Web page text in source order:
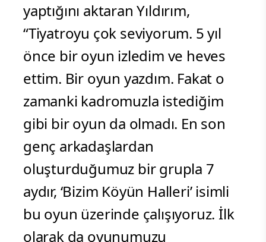
yaptığını aktaran Yıldırım,
“Tiyatroyu çok seviyorum. 5 yıl
önce bir oyun izledim ve heves
ettim. Bir oyun yazdım. Fakat o
zamanki kadromuzla istediğim
gibi bir oyun da olmadı. En son
genç arkadaşlardan
oluşturduğumuz bir grupla 7
aydır, ‘Bizim Köyün Halleri’ isimli
bu oyun üzerinde çalışıyoruz. İlk
olarak da oyunumuzu